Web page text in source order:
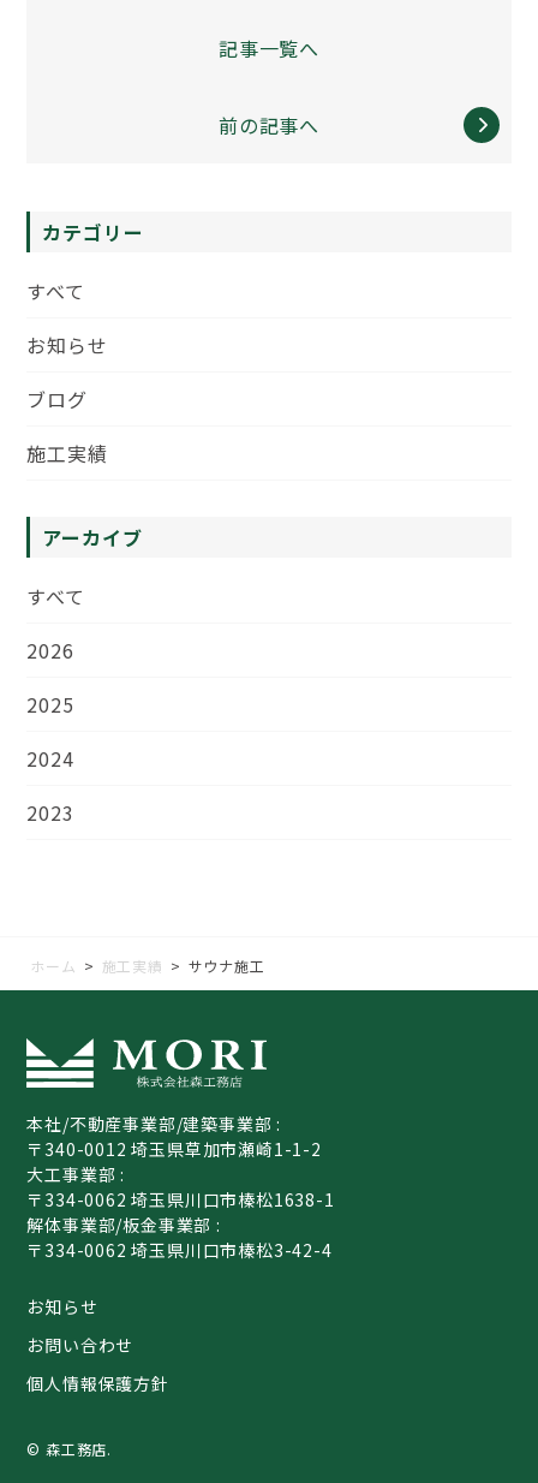
記事一覧へ
前の記事へ
カテゴリー
すべて
お知らせ
ブログ
施工実績
アーカイブ
すべて
2026
2025
2024
2023
ホーム > 施工実績 > サウナ施工
本社/不動産事業部/建築事業部 :
〒340-0012 埼玉県草加市瀬崎1-1-2
大工事業部 :
〒334-0062 埼玉県川口市榛松1638-1
解体事業部/板金事業部 :
〒334-0062 埼玉県川口市榛松3-42-4
お知らせ
お問い合わせ
個人情報保護方針
© 森工務店.